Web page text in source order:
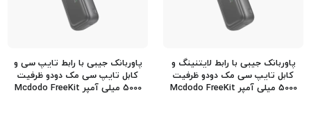
پاوربانک جیبی با رابط لایتنینگ و
کابل تایپ سی مک دودو ظرفیت
5000 میلی آمپر Mcdodo FreeKit
پاوربانک جیبی با رابط تایپ سی و
کابل تایپ سی مک دودو ظرفیت
5000 میلی آمپر Mcdodo FreeKit